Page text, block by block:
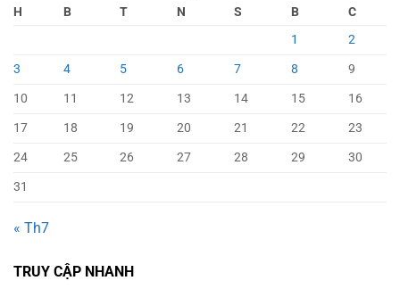
H B T N S B
C
1
2
3
4 5 6 7 8
9
10
11 12 13 14 15
16
17
18 19 20 21 22
23
24
25 26 27 28 29
30
31
« Th7
TRUY CẬP NHANH